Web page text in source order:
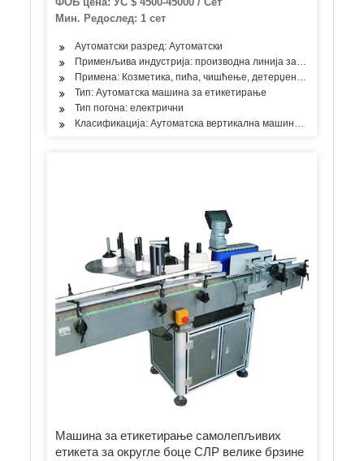
етикете БОПП
Мин. Редослед: 1 сет
Аутоматски разред: Аутоматски
Применљива индустрија: производна линија за пуњење пића
Примена: Козметика, пића, чишћење, детерџент, производи
Тип: Аутоматска машина за етикетирање
Тип погона: електрични
Класификација: Аутоматска вертикална машина за
Машина за етикетирање самолепљивих
етикета за округле боце СЛР велике брзине